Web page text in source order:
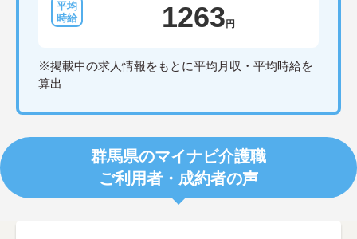
1263 円
※掲載中の求人情報をもとに平均月収・平均時給を
算出
群馬県のマイナビ介護職
ご利用者・成約者の声